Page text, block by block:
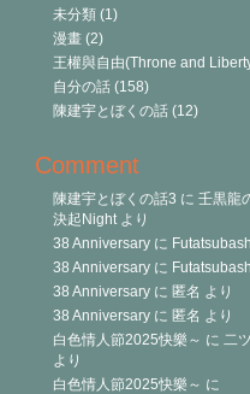
未分類 (1)
漫畫 (2)
王權與自由(Throne and
自分の話 (158)
陳建宇とぼくの話 (12)
Comment
陳建宇とぼくの話3 に 壬黒龍
決起Nightより
38 Anniversary に
38 Anniversary に
38 Anniversary に 匿名 より
38 Anniversary に 匿名 より
白色情人節2025快樂～ に 二
より
白色情人節2025快樂～ に